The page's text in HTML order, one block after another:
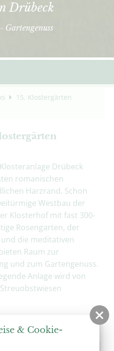
Drübeck
Gartengenuss
15. Klostergärten
Drübeck
romanischen
Harzrand. Schon
Westbau der
Klosterhof mit fast 300-
Rosengarten, der
die meditativen
Raum zur
und zum Gartengenuss.
Anlage wird von
mehr erfahren
& Cookie-